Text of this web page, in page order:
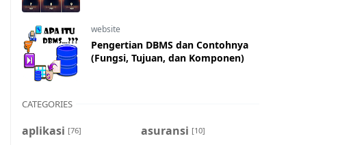
website
Pengertian DBMS dan Contohnya
(Fungsi, Tujuan, dan Komponen)
CATEGORIES
aplikasi [76] asuransi [10]